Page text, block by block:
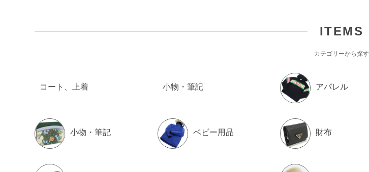
¥63,600（税込）
ATRAS タトラス ダウンジャケット LTAT24A4794-
¥123,900 （税込）
ITEMS
カテゴリーから探す
コート、上着 小物・筆記 アパレル
小物・筆記 ベビー用品 財布